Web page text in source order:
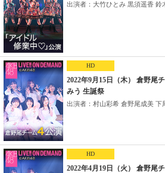
出演者：大竹ひとみ 黒須遥香 鈴
HD
2022年9月15日（木） 倉野尾
みう 生誕祭
出演者：村山彩希 倉野尾成美 下
HD
2022年4月19日（火） 倉野尾